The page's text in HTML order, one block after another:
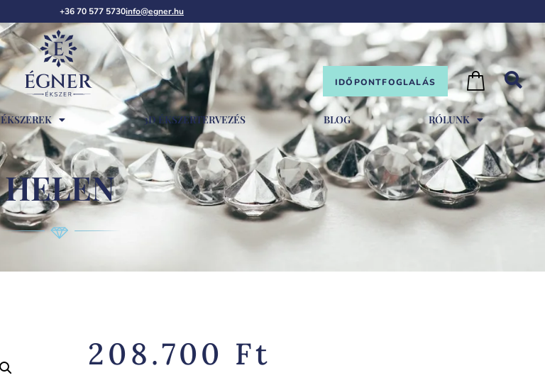
+36 70 577 5730info@egner.hu
IDŐPONTFOGLALÁS
ÉKSZEREK 3D ÉKSZERTERVEZÉS BLOG RÓLUNK
HELEN
208.700 Ft